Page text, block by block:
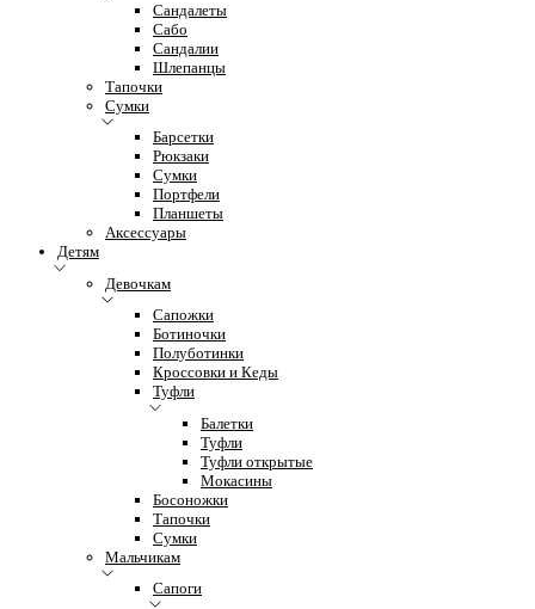
Сандалеты
Сабо
Сандалии
Шлепанцы
Тапочки
Сумки
Барсетки
Рюкзаки
Сумки
Портфели
Планшеты
Аксессуары
Детям
Девочкам
Сапожки
Ботиночки
Полуботинки
Кроссовки и Кеды
Туфли
Балетки
Туфли
Туфли открытые
Мокасины
Босоножки
Тапочки
Сумки
Мальчикам
Сапоги